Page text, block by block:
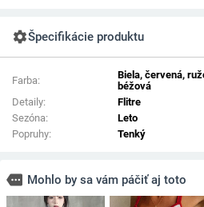
settingsŠpecifikácie produktu
Farba:
Biela, červená,
béžová
Detaily:
Flitre
Sezóna:
Leto
Popruhy:
Tenký
more Mohlo by sa vám páčiť aj toto